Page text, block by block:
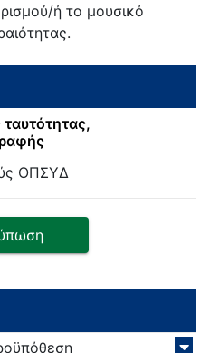
ή το μουσικό
ΟΠΣΥΔ